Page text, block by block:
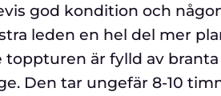
god kondition och
leden en hel del mer
är fylld av
Den tar ungefär 8-10